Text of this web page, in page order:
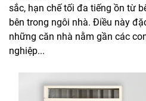
sắc, hạn chế tối đa tiếng ồn từ
bên trong ngôi nhà. Điều này
những căn nhà nằm gần các
nghiệp...